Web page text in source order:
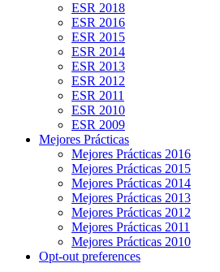
ESR 2018
ESR 2016
ESR 2015
ESR 2014
ESR 2013
ESR 2012
ESR 2011
ESR 2010
ESR 2009
Mejores Prácticas
Mejores Prácticas 2016
Mejores Prácticas 2015
Mejores Prácticas 2014
Mejores Prácticas 2013
Mejores Prácticas 2012
Mejores Prácticas 2011
Mejores Prácticas 2010
Opt-out preferences